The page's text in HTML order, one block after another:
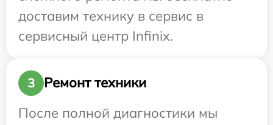
доставим технику в сервис в
сервисный центр Infinix.
3
Ремонт техники
После полной диагностики мы